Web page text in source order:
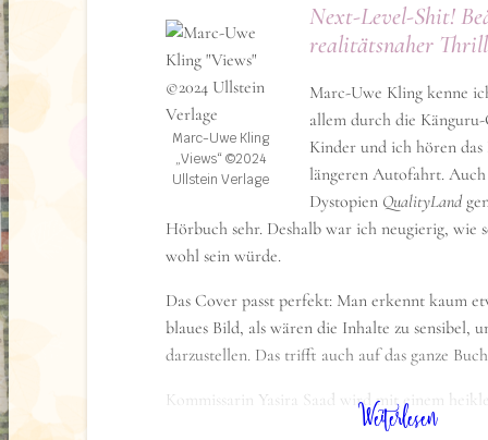
Weiterlesen: Rezension: Views – Sensible Inhalte
Marc-Uwe Kling
„Views“ ©2024
Ullstein Verlage
Next-Level-Shit!
realitätsnaher
Marc-Uwe Kling kenne
allem durch die
Kinder und ich hören
längeren Autofahrt.
Dystopien QualityLand
Hörbuch sehr. Deshalb war ich neugierig, wie
wohl sein würde.
Das Cover passt perfekt: Man erkennt kaum
blaues Bild, als wären die Inhalte zu sensibel,
darzustellen. Das trifft auch auf das ganze
Kommissarin Yasira Saad wird mit einem
soll die entführte Lena finden. Doch plötzlich